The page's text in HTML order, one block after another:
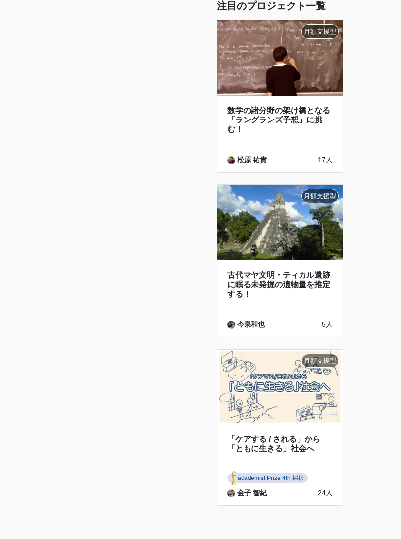
注目のプロジェクト一覧
数学の諸分野の架け橋となる
「ラングランズ予想」に挑
む！
松原 祐貴 17人
古代マヤ文明・ティカル遺跡
に眠る未発掘の遺物量を推定
する！
今泉和也 5人
「ケアする / される」から
「ともに生きる」社会へ
academist Prize 4th 採択
金子 智紀 24人